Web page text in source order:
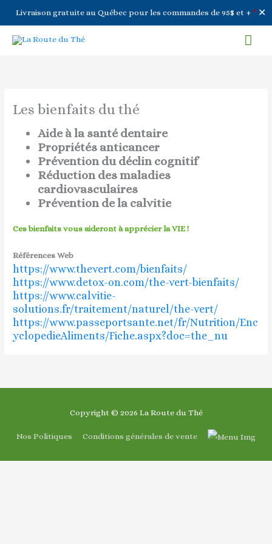
Livraison gratuite au Québec pour les commandes de 95$ et + * ✕
Les bienfaits du thé
Aide à la santé dentaire
Propriétés anticancer
Prévention du déclin cognitif
Réduction des maladies
cardiovasculaires
Prévention de la calvitie
Ces bienfaits vous aideront à apprécier la VIE !
Références Web
https://www.thevert.com/bienfaits/
https://www.detox-on.com/the-vert-bienfaits/
https://www.calvitie-
solutions.fr/traitement/naturel/the-vert/
https://www.passeportsante.net/fr/Nutrition/Enc
yclopedieAliments/Fiche.aspx?doc=the_nu
Copyright © 2026 La Route du Thé
Nos Politiques Conditions générales de vente